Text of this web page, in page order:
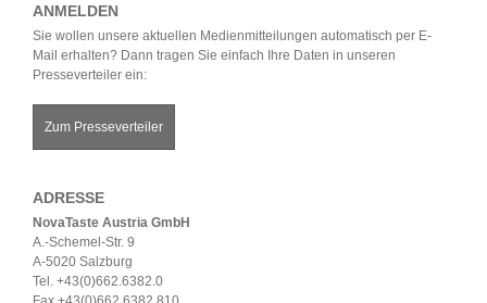
ANMELDEN
Sie wollen unsere aktuellen Medienmitteilungen automatisch per E-
Mail erhalten? Dann tragen Sie einfach Ihre Daten in unseren
Presseverteiler ein:
Zum Presseverteiler
ADRESSE
NovaTaste Austria GmbH
A.-Schemel-Str. 9
A-5020 Salzburg
Tel. +43(0)662.6382.0